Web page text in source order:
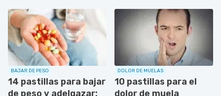
BAJAR DE PESO
14 pastillas para bajar
de peso y adelgazar:
DOLOR DE MUELAS
10 pastillas para el
dolor de muela